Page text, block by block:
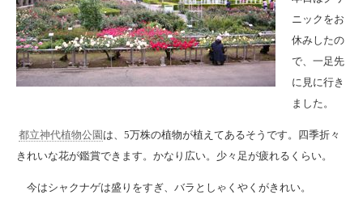
ニックをお
休みしたの
で、一足先
に見に行き
ました。
都立神代植物公園 は、5万株の植物が植えてあるそうです。四季折々
きれいな花が鑑賞できます。かなり広い。少々足が疲れるくらい。
今はシャクナゲは盛りをすぎ、バラとしゃくやくがきれい。
料金一覧 new